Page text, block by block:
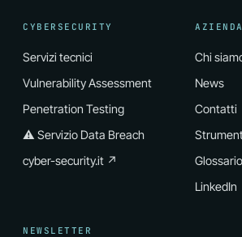
CYBERSECURITY
Servizi tecnici
Vulnerability Assessment
Penetration Testing
⚠ Servizio Data Breach
cyber-security.it ↗
AZIENDA
Chi
News
Contatti
Glossario
LinkedIn
NEWSLETTER